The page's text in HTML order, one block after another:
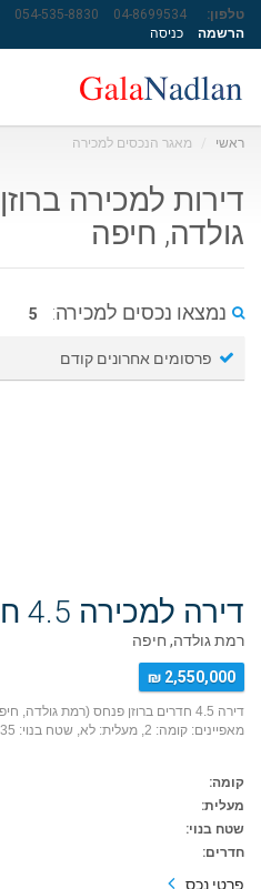
טלפון: 04-8699534
054-535-8830
הרשמה
כניסה
ראשי מאגר הנכסים למכירה
דירות למכירה
גולדה, חיפה
נמצאו נכסים למכירה: 5
פרסומים אחרונים קודם
דירה למכירה 4.5 חדרים ברוזן פנחס
רמת גולדה, חיפה
2,550,000 ₪
מאפיינים: קומה: 2, מעלית: לא, שטח בנוי: 135 מ״ר, חדרים: 4.5
קומה:
מעלית:
שטח בנוי:
חדרים:
פרטי נכס